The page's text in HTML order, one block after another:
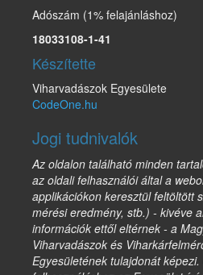
Adószám (1% felajánláshoz)
18033108-1-41
Készítette
Viharvadászok Egyesülete
CodeOne.hu
Jogi tudnivalók
Az oldalon található minden
az oldali felhasználói által a
applikációkon keresztül feltöltött
mérési eredmény, stb.) - kivéve
információk ettől eltérnek - a
Viharvadászok és
Egyesületének tulajdonát